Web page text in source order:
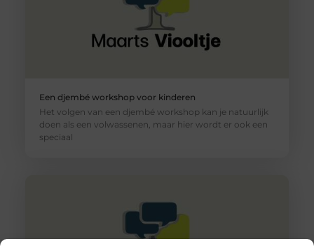
Een djembé workshop voor kinderen
Het volgen van een djembé workshop kan je natuurlijk
doen als een volwassenen, maar hier wordt er ook een
speciaal